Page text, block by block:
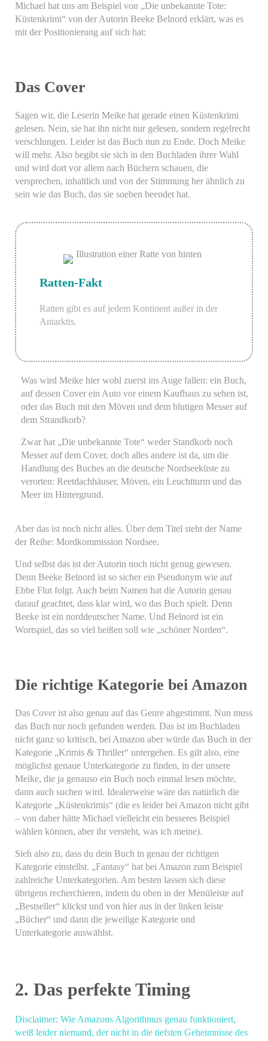
Michael hat uns am Beispiel von „Die unbekannte Tote:
Küstenkrimi“ von der Autorin Beeke Belnord erklärt, was es
mit der Positionierung auf sich hat:
Das Cover
Sagen wir, die Leserin Meike hat gerade einen Küstenkrimi
gelesen. Nein, sie hat ihn nicht nur gelesen, sondern regelrecht
verschlungen. Leider ist das Buch nun zu Ende. Doch Meike
will mehr. Also begibt sie sich in den Buchladen ihrer Wahl
und wird dort vor allem nach Büchern schauen, die
versprechen, inhaltlich und von der Stimmung her ähnlich zu
sein wie das Buch, das sie soeben beendet hat.
Ratten-Fakt
Ratten gibt es auf jedem Kontinent außer in der
Antarktis.
Was wird Meike hier wohl zuerst ins Auge fallen: ein Buch,
auf dessen Cover ein Auto vor einem Kaufhaus zu sehen ist,
oder das Buch mit den Möven und dem blutigen Messer auf
dem Strandkorb?
Zwar hat „Die unbekannte Tote“ weder Standkorb noch
Messer auf dem Cover, doch alles andere ist da, um die
Handlung des Buches an die deutsche Nordseeküste zu
verorten: Reetdachhäuser, Möven, ein Leuchtturm und das
Meer im Hintergrund.
Aber das ist noch nicht alles. Über dem Titel steht der Name
der Reihe: Mordkommission Nordsee.
Und selbst das ist der Autorin noch nicht genug gewesen.
Denn Beeke Belnord ist so sicher ein Pseudonym wie auf
Ebbe Flut folgt. Auch beim Namen hat die Autorin genau
darauf geachtet, dass klar wird, wo das Buch spielt. Denn
Beeke ist ein norddeutscher Name. Und Belnord ist ein
Wortspiel, das so viel heißen soll wie „schöner Norden“.
Die richtige Kategorie bei Amazon
Das Cover ist also genau auf das Genre abgestimmt. Nun muss
das Buch nur noch gefunden werden. Das ist im Buchladen
nicht ganz so kritisch, bei Amazon aber würde das Buch in der
Kategorie „Krimis & Thriller“ untergehen. Es gilt also, eine
möglichst genaue Unterkategorie zu finden, in der unsere
Meike, die ja genauso ein Buch noch einmal lesen möchte,
dann auch suchen wird. Idealerweise wäre das natürlich die
Kategorie „Küstenkrimis“ (die es leider bei Amazon nicht gibt
– von daher hätte Michael vielleicht ein besseres Beispiel
wählen können, aber ihr versteht, was ich meine).
Sieh also zu, dass du dein Buch in genau der richtigen
Kategorie einstellst. „Fantasy“ hat bei Amazon zum Beispiel
zahlreiche Unterkategorien. Am besten lassen sich diese
übrigens recherchieren, indem du oben in der Menüleiste auf
„Bestseller“ klickst und von hier aus in der linken leiste
„Bücher“ und dann die jeweilige Kategorie und
Unterkategorie auswählst.
2. Das perfekte Timing
Disclaimer: Wie Amazons Algorithmus genau funktioniert,
weiß leider niemand, der nicht in die tiefsten Geheimnisse des